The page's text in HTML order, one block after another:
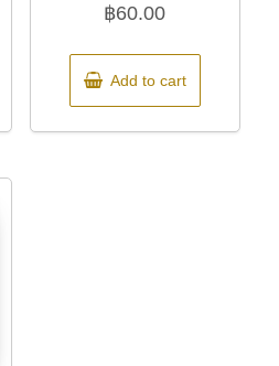
฿60.00
Add to cart